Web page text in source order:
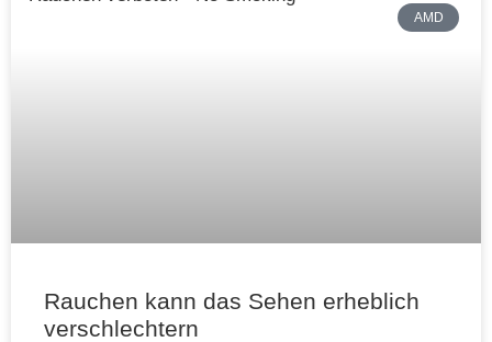
AMD
Rauchen kann das Sehen erheblich
verschlechtern